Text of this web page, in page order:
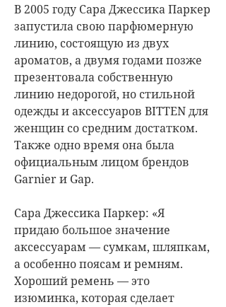
В 2005 году Сара Джессика Паркер
запустила свою парфюмерную
линию, состоящую из двух
ароматов, а двумя годами позже
презентовала собственную
линию недорогой, но стильной
одежды и аксессуаров BITTEN для
женщин со средним достатком.
Также одно время она была
официальным лицом брендов
Garnier и Gap.
Сара Джессика Паркер: «Я
придаю большое значение
аксессуарам — сумкам, шляпкам,
а особенно поясам и ремням.
Хороший ремень — это
изюминка, которая сделает